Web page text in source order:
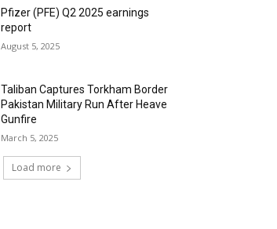
Pfizer (PFE) Q2 2025 earnings
report
August 5, 2025
Taliban Captures Torkham Border
Pakistan Military Run After Heave
Gunfire
March 5, 2025
Load more